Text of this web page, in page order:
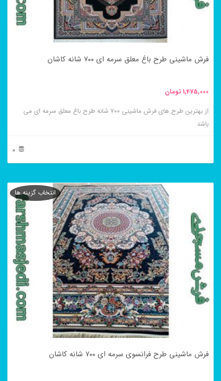
ها
صفحه
انتخاب
شوند
فرش ماشینی طرح باغ معلق سرمه ای ۷۰۰ شانه کاشان
1,475,000تومان
از بهترین طرح های فرش ماشینی ۷۰۰ شانه طرح باغ معلق سرمه ای می
باشد
0
محصول
مختلفی
باشد.
گزینه
ها
صفحه
فرش ماشینی طرح فرانسوی سرمه ای ۷۰۰ شانه کاشان
انتخاب گزینه ها